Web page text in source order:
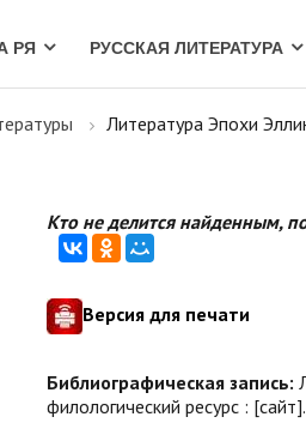
РЯ РУССКАЯ ЛИТЕРАТУРА
Литература Эпохи
Кто не делится найденным,
Версия для печати
Библиографическая запись:
филологический ресурс :